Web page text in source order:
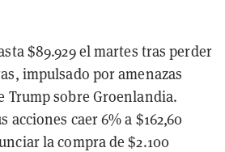
$89.929 el martes tras perder
impulsado por amenazas
Trump sobre Groenlandia.
acciones caer 6% a $162,60
la compra de $2.100